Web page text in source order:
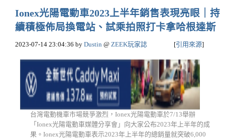
Ionex光陽電動車2023上半年銷售表現亮眼｜持
續積極佈局換電站、試乘拍照打卡拿哈根達斯
2023-07-14 23:04:36 by Dustin @ ZEEK玩家誌 [引用來源]
台灣電動機車市場競爭激烈，Ionex光陽電動車於7/13舉辦
「Ionex光陽電動車媒體分享會」向大家公布2023年上半年的成
果。Ionex光陽電動車表示2023年上半年的總銷量就突破6,000